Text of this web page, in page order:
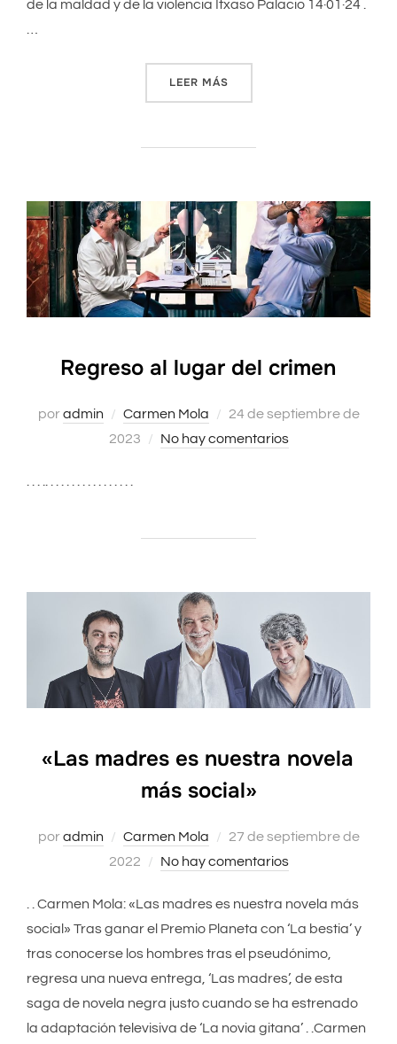
de la maldad y de la violencia Itxaso Palacio 14·01·24 .
…
LEER MÁS
Regreso al lugar del crimen
poradmin Carmen Mola
Publicado
el
24 de septiembre de
2023
No hay comentarios
«Las madres es nuestra novela
más social»
poradmin Carmen Mola
Publicado
el
27 de septiembre de
2022
No hay comentarios
. . Carmen Mola: «Las madres es nuestra novela más
social» Tras ganar el Premio Planeta con ‘La bestia’ y
tras conocerse los hombres tras el pseudónimo,
regresa una nueva entrega, ‘Las madres’, de esta
saga de novela negra justo cuando se ha estrenado
la adaptación televisiva de ‘La novia gitana’ . .Carmen